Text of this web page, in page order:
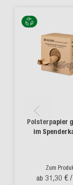
Polsterpapier
im
Zum
ab 31,30 €